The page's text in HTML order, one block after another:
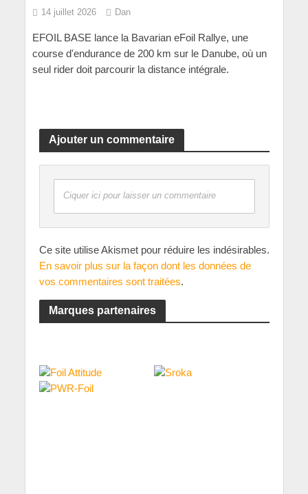
14 juillet 2026 Dan
EFOIL BASE lance la Bavarian eFoil Rallye, une
course d'endurance de 200 km sur le Danube, où un
seul rider doit parcourir la distance intégrale.
Ajouter un commentaire
Ciquer ici pour laisser un commentaire
Ce site utilise Akismet pour réduire les indésirables.
En savoir plus sur la façon dont les données de
vos commentaires sont traitées.
Marques partenaires